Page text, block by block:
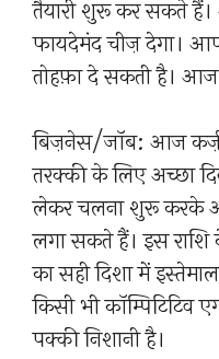
तैयारी शुरू कर सकते
फायदेमंद चीज़ देगा।
तोहफ़ा दे सकती है।
बिज़नेस/जॉब: आज
तरक्की के लिए अच्छा
लेकर चलना शुरू करके
लगा सकते हैं। इस
का सही दिशा में
किसी भी
पक्की निशानी है।